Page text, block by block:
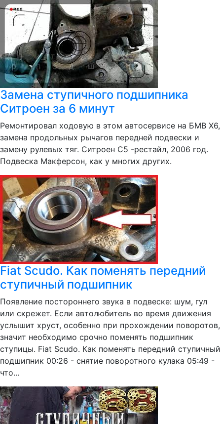
Замена ступичного подшипника
Ситроен за 6 минут
Ремонтировал ходовую в этом автосервисе на БМВ Х6,
замена продольных рычагов передней подвески и
замену рулевых тяг. Ситроен С5 -рестайл, 2006 год.
Подвеска Макферсон, как у многих других.
Fiat Scudo. Как поменять передний
ступичный подшипник
Появление постороннего звука в подвеске: шум, гул
или скрежет. Если автолюбитель во время движения
услышит хруст, особенно при прохождении поворотов,
значит необходимо срочно поменять подшипник
ступицы. Fiat Scudo. Как поменять передний ступичный
подшипник 00:26 - снятие поворотного кулака 05:49 -
что...